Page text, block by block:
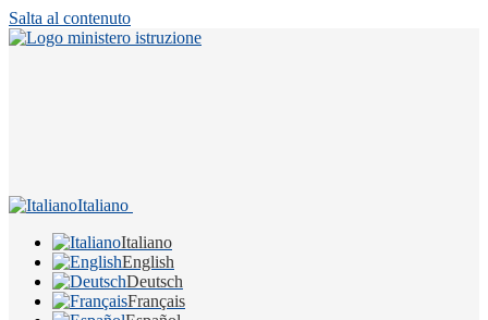
Salta al contenuto
Italiano
Italiano
English
Deutsch
Français